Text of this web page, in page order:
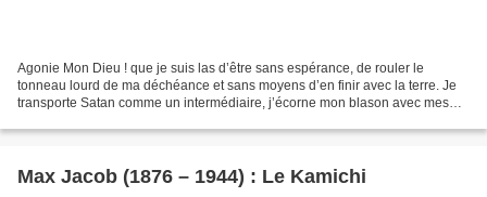
Agonie Mon Dieu ! que je suis las d’être sans espérance, de rouler le
tonneau lourd de ma déchéance et sans moyens d’en finir avec la terre. Je
transporte Satan comme un intermédiaire, j’écorne mon blason avec mes
Max Jacob (1876 – 1944) : Le Kamichi